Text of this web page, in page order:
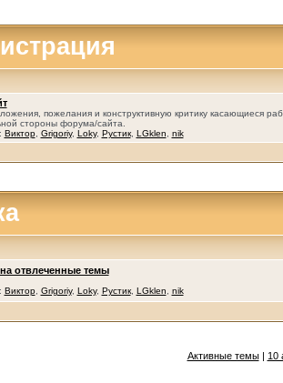
пожелания и конструктивную критику касающиеся
стороны форума/сайта.
Виктор, Grigoriy, Loky, Рустик, LGklen nik
отвлеченные темы
Виктор, Grigoriy, Loky, Рустик, LGklen nik
Активные темы| 10